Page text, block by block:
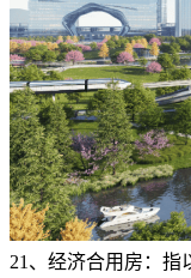
21、经济合用房：指